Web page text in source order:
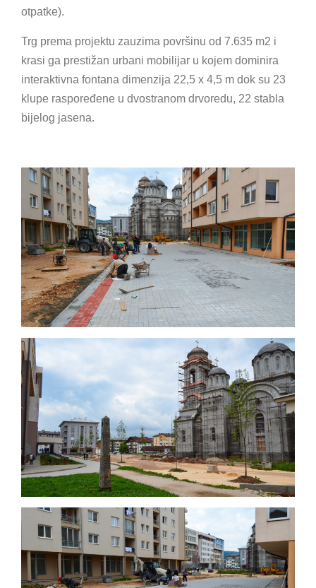
otpatke).
Trg prema projektu zauzima površinu od 7.635 m2 i
krasi ga prestižan urbani mobilijar u kojem dominira
interaktivna fontana dimenzija 22,5 x 4,5 m dok su 23
klupe raspoređene u dvostranom drvoredu, 22 stabla
bijelog jasena.